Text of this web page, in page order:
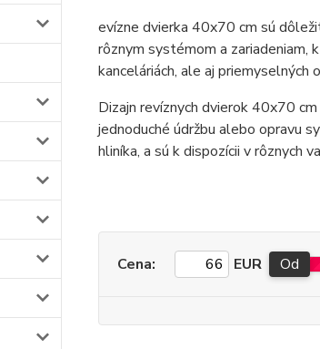
evízne dvierka 40x70 cm sú
rôznym systémom a zariadeniam,
kanceláriách, ale aj priemyselných
Dizajn revíznych dvierok 40x70
jednoduché údržbu alebo opravu
hliníka, a sú k dispozícii v rôznych
Cena: EUR Od